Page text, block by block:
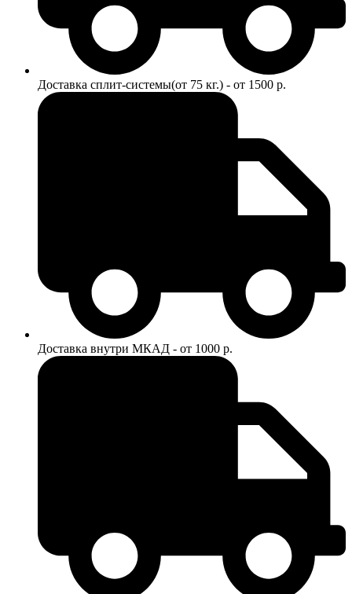
Доставка сплит-системы(от 75 кг.) - от 1500 р.
Доставка внутри МКАД - от 1000 р.